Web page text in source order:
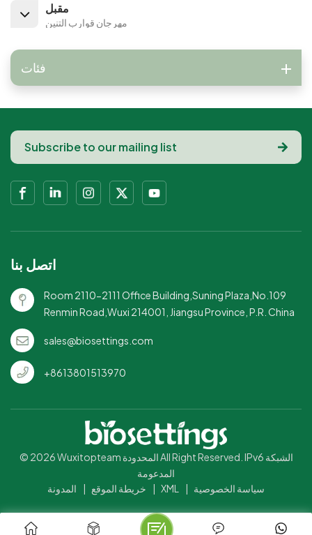
مقبل
مهرجان قوارب التنين
فئات
اتصل بنا
Room 2110-2111 Office Building,Suning Plaza,No.109
Renmin Road,Wuxi 214001, Jiangsu Province, P.R. China
sales@biosettings.com
+8613801513970
© 2026 Wuxitopteam المحدودة All Right Reserved. IPv6 الشبكة
المدعومة
المدونة
| خريطة الموقع | XML | سياسة الخصوصية